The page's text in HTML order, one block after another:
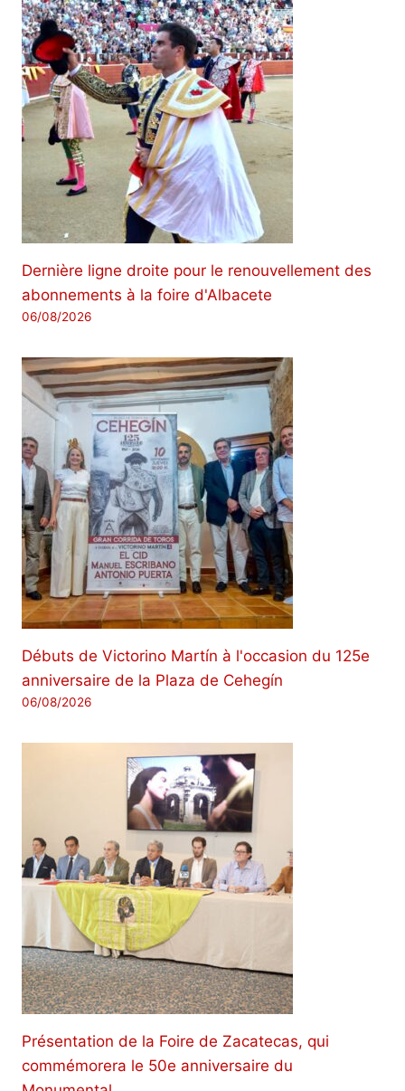
Dernière ligne droite pour le renouvellement des
abonnements à la foire d'Albacete
06/08/2026
Débuts de Victorino Martín à l'occasion du 125e
anniversaire de la Plaza de Cehegín
06/08/2026
Présentation de la Foire de Zacatecas, qui
commémorera le 50e anniversaire du